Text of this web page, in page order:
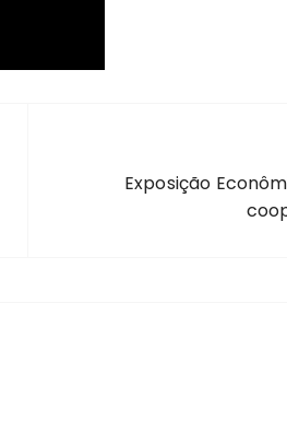
Exposição